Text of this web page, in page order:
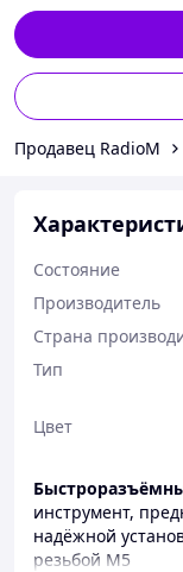
Продавец RadioM
Состояние
Производитель
Страна
Тип
Цвет
инструмент,
надёжной
резьбой M5